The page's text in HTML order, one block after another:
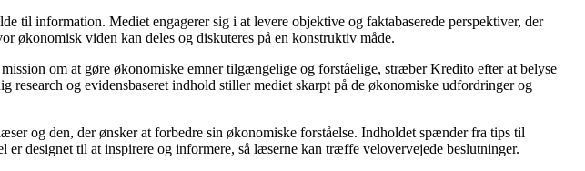
information. Mediet engagerer sig i at levere objektive og faktabaserede perspektiver, der
økonomisk viden kan deles og diskuteres på en konstruktiv måde.
om at gøre økonomiske emner tilgængelige og forståelige, stræber Kredito efter at belyse
og evidensbaseret indhold stiller mediet skarpt på de økonomiske udfordringer og
og den, der ønsker at forbedre sin økonomiske forståelse. Indholdet spænder fra tips til
designet til at inspirere og informere, så læserne kan træffe velovervejede beslutninger.